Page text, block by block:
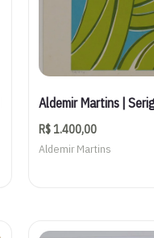
Aldemir Martins |
R$1.400,00
Aldemir Martins